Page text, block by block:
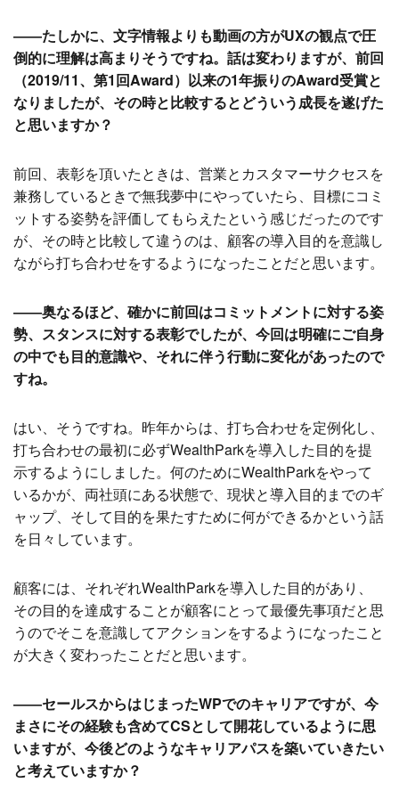
――たしかに、文字情報よりも動画の方がUXの観点で圧
倒的に理解は高まりそうですね。話は変わりますが、前回
（2019/11、第1回Award）以来の1年振りのAward受賞と
なりましたが、その時と比較するとどういう成長を遂げた
と思いますか？
前回、表彰を頂いたときは、営業とカスタマーサクセスを
兼務しているときで無我夢中にやっていたら、目標にコミ
ットする姿勢を評価してもらえたという感じだったのです
が、その時と比較して違うのは、顧客の導入目的を意識し
ながら打ち合わせをするようになったことだと思います。
――奥なるほど、確かに前回はコミットメントに対する姿
勢、スタンスに対する表彰でしたが、今回は明確にご自身
の中でも目的意識や、それに伴う行動に変化があったので
すね。
はい、そうですね。昨年からは、打ち合わせを定例化し、
打ち合わせの最初に必ずWealthParkを導入した目的を提
示するようにしました。何のためにWealthParkをやって
いるかが、両社頭にある状態で、現状と導入目的までのギ
ャップ、そして目的を果たすために何ができるかという話
を日々しています。
顧客には、それぞれWealthParkを導入した目的があり、
その目的を達成することが顧客にとって最優先事項だと思
うのでそこを意識してアクションをするようになったこと
が大きく変わったことだと思います。
――セールスからはじまったWPでのキャリアですが、今
まさにその経験も含めてCSとして開花しているように思
いますが、今後どのようなキャリアパスを築いていきたい
と考えていますか？